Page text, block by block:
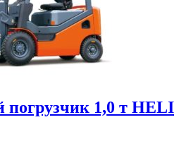
погрузчик 1,0 т HELI